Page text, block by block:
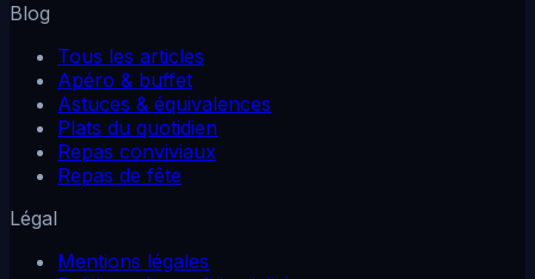
Blog
Tous les articles
Apéro & buffet
Astuces & équivalences
Plats du quotidien
Repas conviviaux
Repas de fête
Légal
Mentions légales